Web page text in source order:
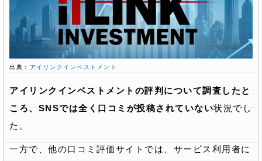
出典： アイリンクインベストメント
アイリンクインベストメントの評判について調査したと
ころ、SNSでは全く口コミが投稿されていない状況でし
た。
一方で、他の口コミ評価サイトでは、サービス利用者に